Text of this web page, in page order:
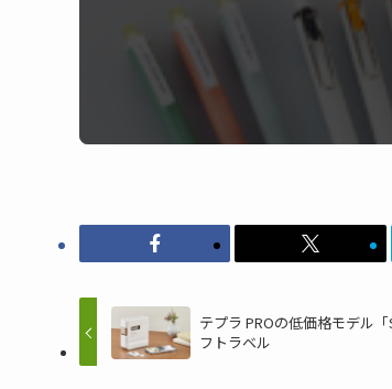
テプラ PROの低価格モデル
フトラベル